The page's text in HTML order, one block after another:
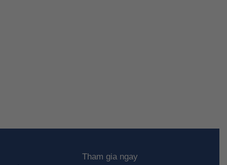
Tham gia ngay